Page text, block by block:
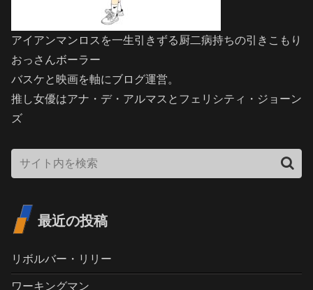
アイアンマンロスを一生引きずる厨二病持ちの引きこもり
おっさんボーラー
バスケと映画を軸にブログ運営。
推し女優はアナ・デ・アルマスとフェリシティ・ジョーン
ズ
最近の投稿
リボルバー・リリー
ワーキングマン